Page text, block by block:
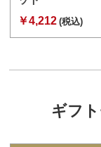
￥4,212 (税込)
ギフ